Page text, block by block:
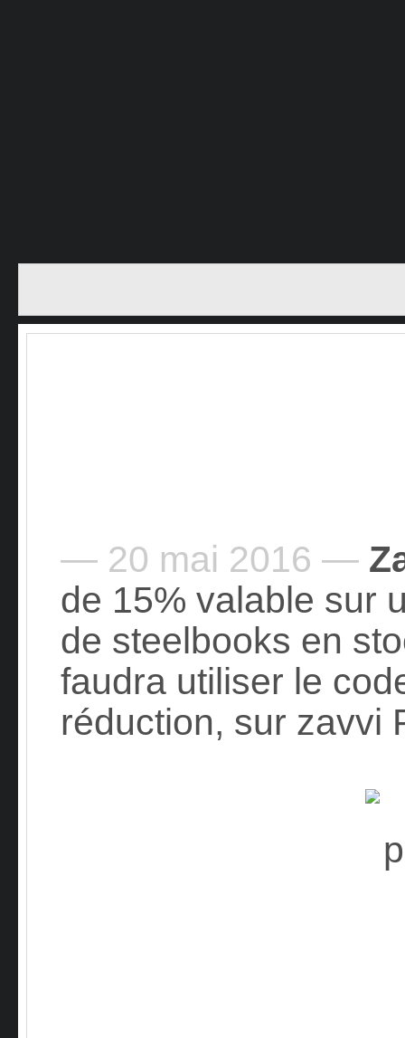
— 20 mai 2016 —
de 15% valable sur
de steelbooks en
faudra utiliser le
réduction, sur zavvi